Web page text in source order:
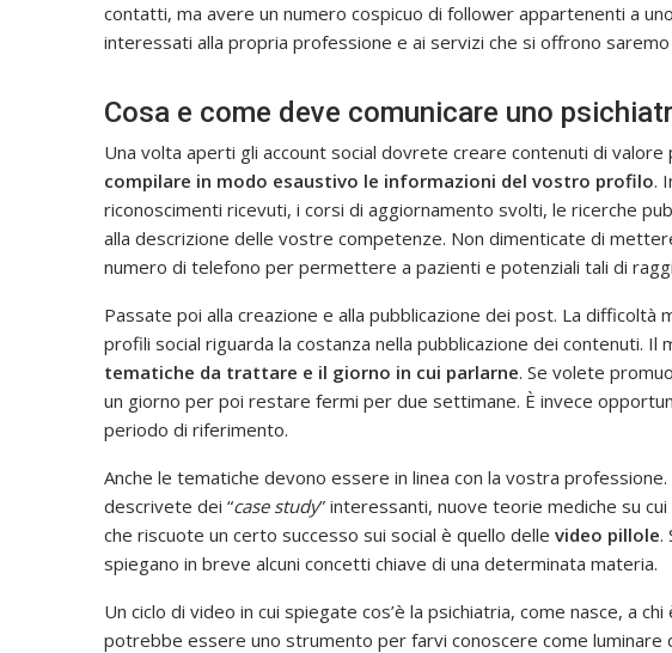
contatti, ma avere un numero cospicuo di follower appartenenti a
interessati alla propria professione e ai servizi che si offrono
Cosa e come deve comunicare uno
Una volta aperti gli account social dovrete creare contenuti di valore
compilare in modo esaustivo le informazioni del vostro profilo.
riconoscimenti ricevuti, i corsi di aggiornamento svolti, le ricerche
alla descrizione delle vostre competenze. Non dimenticate di
numero di telefono per permettere a pazienti e potenziali tali di
Passate poi alla creazione e alla pubblicazione dei post. La difficoltà
profili social riguarda la costanza nella pubblicazione dei contenuti. Il
tematiche da trattare e il giorno in cui parlarne. Se volete
un giorno per poi restare fermi per due settimane. È invece
periodo di riferimento.
Anche le tematiche devono essere in linea con la vostra
descrivete dei “case study” interessanti, nuove teorie mediche su
che riscuote un certo successo sui social è quello delle video pillole.
spiegano in breve alcuni concetti chiave di una determinata materia.
Un ciclo di video in cui spiegate cos’è la psichiatria, come nasce, a
potrebbe essere uno strumento per farvi conoscere come